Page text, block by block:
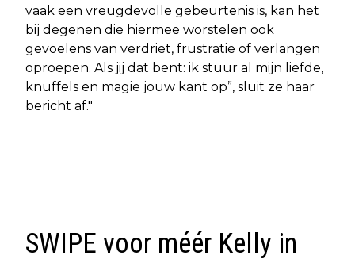
vaak een vreugdevolle gebeurtenis is, kan het
bij degenen die hiermee worstelen ook
gevoelens van verdriet, frustratie of verlangen
oproepen. Als jij dat bent: ik stuur al mijn liefde,
knuffels en magie jouw kant op”, sluit ze haar
bericht af."
SWIPE voor méér Kelly in